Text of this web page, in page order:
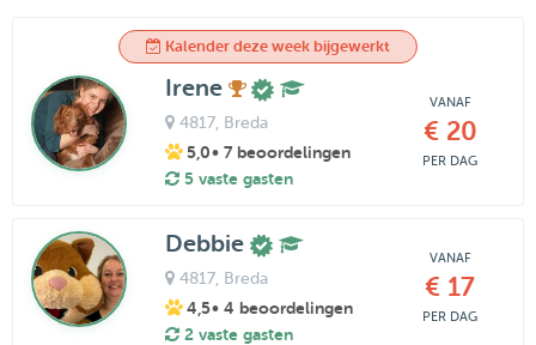
Kalender deze week bijgewerkt
Irene
4817, Breda
5,0• 7 beoordelingen
5 vaste gasten
VANAF
€ 20
PER DAG
Debbie
4817, Breda
4,5• 4 beoordelingen
2 vaste gasten
VANAF
€ 17
PER DAG